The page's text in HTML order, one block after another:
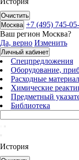
Очистить
Москва +7 (495) 745-
Ваш регион Москва?
Да, верно Изменить
Личный кабинет
Спецпредложения
Оборудование,
Расходные
Химические
Предметный
Библиотека
История